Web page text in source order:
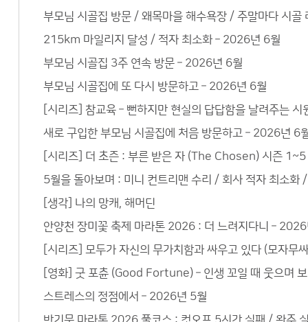
부모님 시골집 방문 / 왜목마을 해수욕장 / 주말마다 시
215km 마일리지 달성 / 적자 최소화 – 2026년 6월
부모님 시골집 3주 연속 방문 – 2026년 6월
부모님 시골집에 또 다시 방문하고 – 2026년 6월
[시리즈] 참교육 – 뻔하지만 현실의 답답함을 날려주는 시
새로 구입한 부모님 시골집에 처음 방문하고 – 2026년 6
[시리즈] 더 초즌 : 부른 받은 자 (The Chosen) 시즌 1~5
5월을 돌아보며 : 미니 컨트리맨 수리 / 회사 적자 최소
[생각] 나의 망캐, 해머딘
안양천 장미꽃 축제 마라톤 2026 : 더 느려지다니 –
[시리즈] 모두가 자신의 무가치함과 싸우고 있다 (모자
[영화] 굿 포츈 (Good Fortune) – 인생 꼬일 때 웃으며
스트레스의 정점에서 – 2026년 5월